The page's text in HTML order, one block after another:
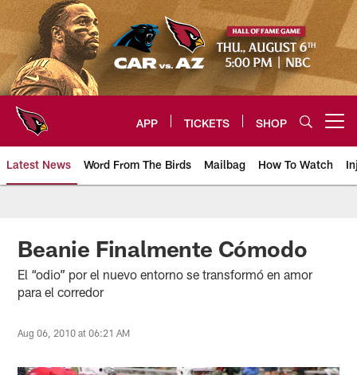
Skip
to
main
content
APP TICKETS SHOP
Latest News Word From The Birds Mailbag How To Watch
Arizona Cardinals Home: The
Beanie Finalmente Cómodo
El “odio” por el nuevo entorno se transformó en amor
para el corredor
Aug 06, 2010 at 06:21 AM